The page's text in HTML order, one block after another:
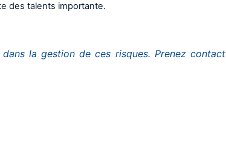
des talents importante.
la gestion de ces risques. Prenez contact